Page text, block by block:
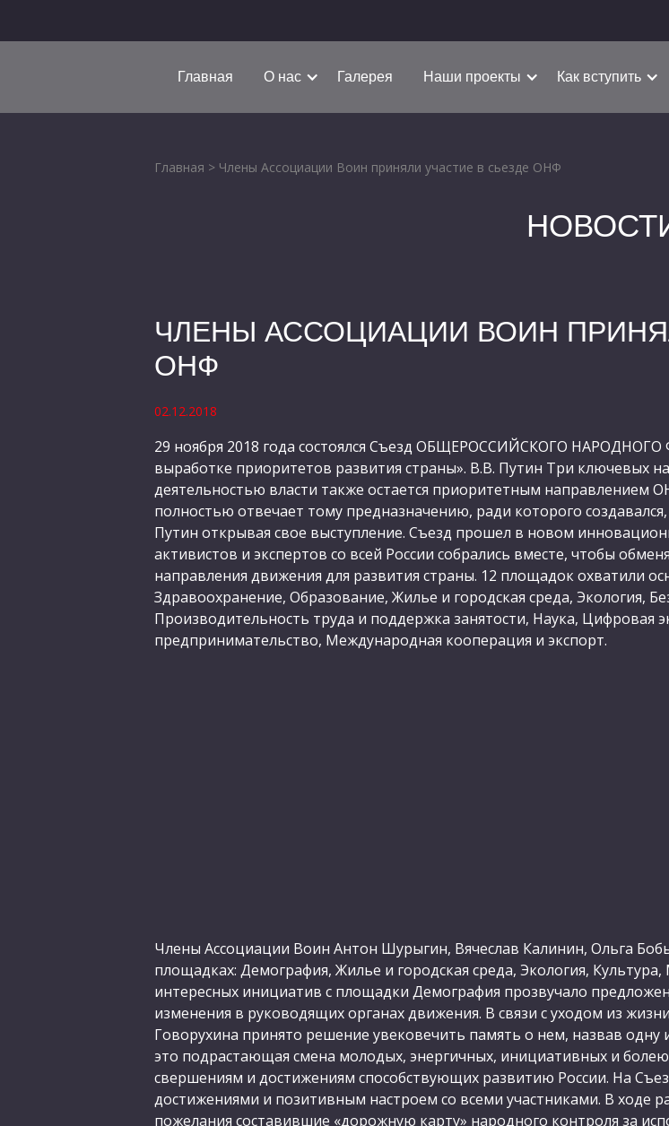
Главная О нас Галерея Наши проекты Как вступить
Главная > Члены Ассоциации Воин приняли участие в сьезде ОНФ
ЧЛЕНЫ АССОЦИАЦИИ ВОИН
ОНФ
02.12.2018
29 ноября 2018 года состоялся Съезд ОБЩЕРОССИЙСКОГО НАРОДНОГО
выработке приоритетов развития страны». В.В. Путин Три ключевых
деятельностью власти также остается приоритетным направлением
полностью отвечает тому предназначению, ради которого
Путин открывая свое выступление. Съезд прошел в новом
активистов и экспертов со всей России собрались вместе, чтобы
направления движения для развития страны. 12 площадок охватили
Здравоохранение, Образование, Жилье и городская среда, Экология,
Производительность труда и поддержка занятости, Наука, Цифровая
предпринимательство, Международная кооперация и экспорт.
Члены Ассоциации Воин Антон Шурыгин, Вячеслав Калинин, Ольга
площадках: Демография, Жилье и городская среда, Экология,
интересных инициатив с площадки Демография прозвучало
изменения в руководящих органах движения. В связи с уходом из
Говорухина принято решение увековечить память о нем, назвав
это подрастающая смена молодых, энергичных, инициативных и
свершениям и достижениям способствующих развитию России. На
достижениями и позитивным настроем со всеми участниками. В ходе
пожелания составившие «дорожную карту» народного контроля за